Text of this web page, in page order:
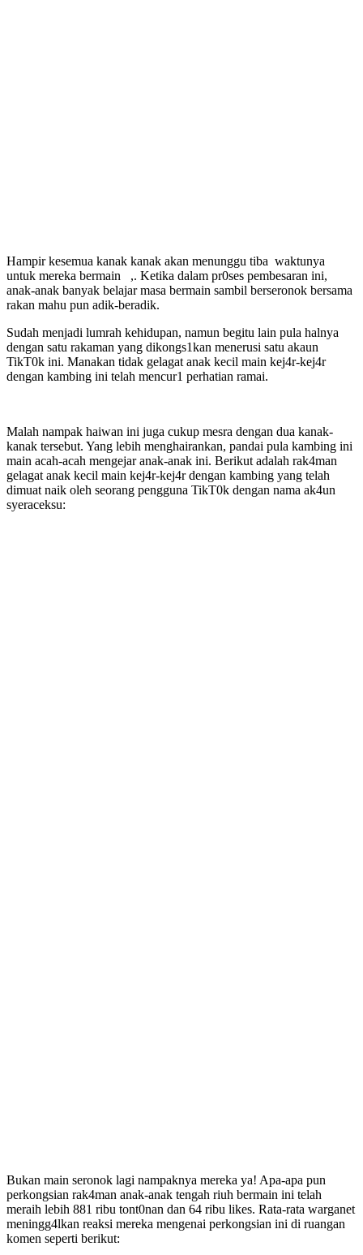
Hampir kesemua kanak kanak akan menunggu tiba waktunya
untuk mereka bermain ,. Ketika dalam pr0ses pembesaran ini,
anak-anak banyak belajar masa bermain sambil berseronok bersama
rakan mahu pun adik-beradik.
Sudah menjadi lumrah kehidupan, namun begitu lain pula halnya
dengan satu rakaman yang dikongs1kan menerusi satu akaun
TikT0k ini. Manakan tidak gelagat anak kecil main kej4r-kej4r
dengan kambing ini telah mencur1 perhatian ramai.
Malah nampak haiwan ini juga cukup mesra dengan dua kanak-
kanak tersebut. Yang lebih menghairankan, pandai pula kambing ini
main acah-acah mengejar anak-anak ini. Berikut adalah rak4man
gelagat anak kecil main kej4r-kej4r dengan kambing yang telah
dimuat naik oleh seorang pengguna TikT0k dengan nama ak4un
syeraceksu:
Bukan main seronok lagi nampaknya mereka ya! Apa-apa pun
perkongsian rak4man anak-anak tengah riuh bermain ini telah
meraih lebih 881 ribu tont0nan dan 64 ribu likes. Rata-rata warganet
meningg4lkan reaksi mereka mengenai perkongsian ini di ruangan
komen seperti berikut: